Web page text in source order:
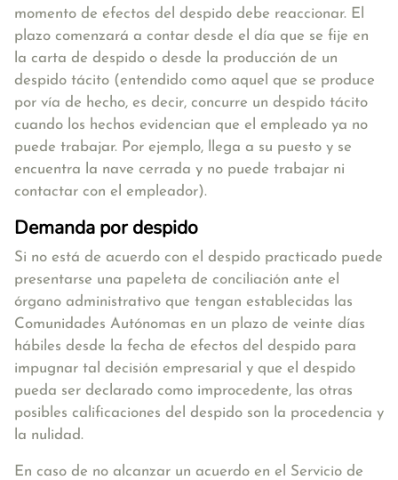
momento de efectos del despido debe reaccionar. El
plazo comenzará a contar desde el día que se fije en
la carta de despido o desde la producción de un
despido tácito (entendido como aquel que se produce
por vía de hecho, es decir, concurre un despido tácito
cuando los hechos evidencian que el empleado ya no
puede trabajar. Por ejemplo, llega a su puesto y se
encuentra la nave cerrada y no puede trabajar ni
contactar con el empleador).
Demanda por despido
Si no está de acuerdo con el despido practicado puede
presentarse una papeleta de conciliación ante el
órgano administrativo que tengan establecidas las
Comunidades Autónomas en un plazo de veinte días
hábiles desde la fecha de efectos del despido para
impugnar tal decisión empresarial y que el despido
pueda ser declarado como improcedente, las otras
posibles calificaciones del despido son la procedencia y
la nulidad.
En caso de no alcanzar un acuerdo en el Servicio de